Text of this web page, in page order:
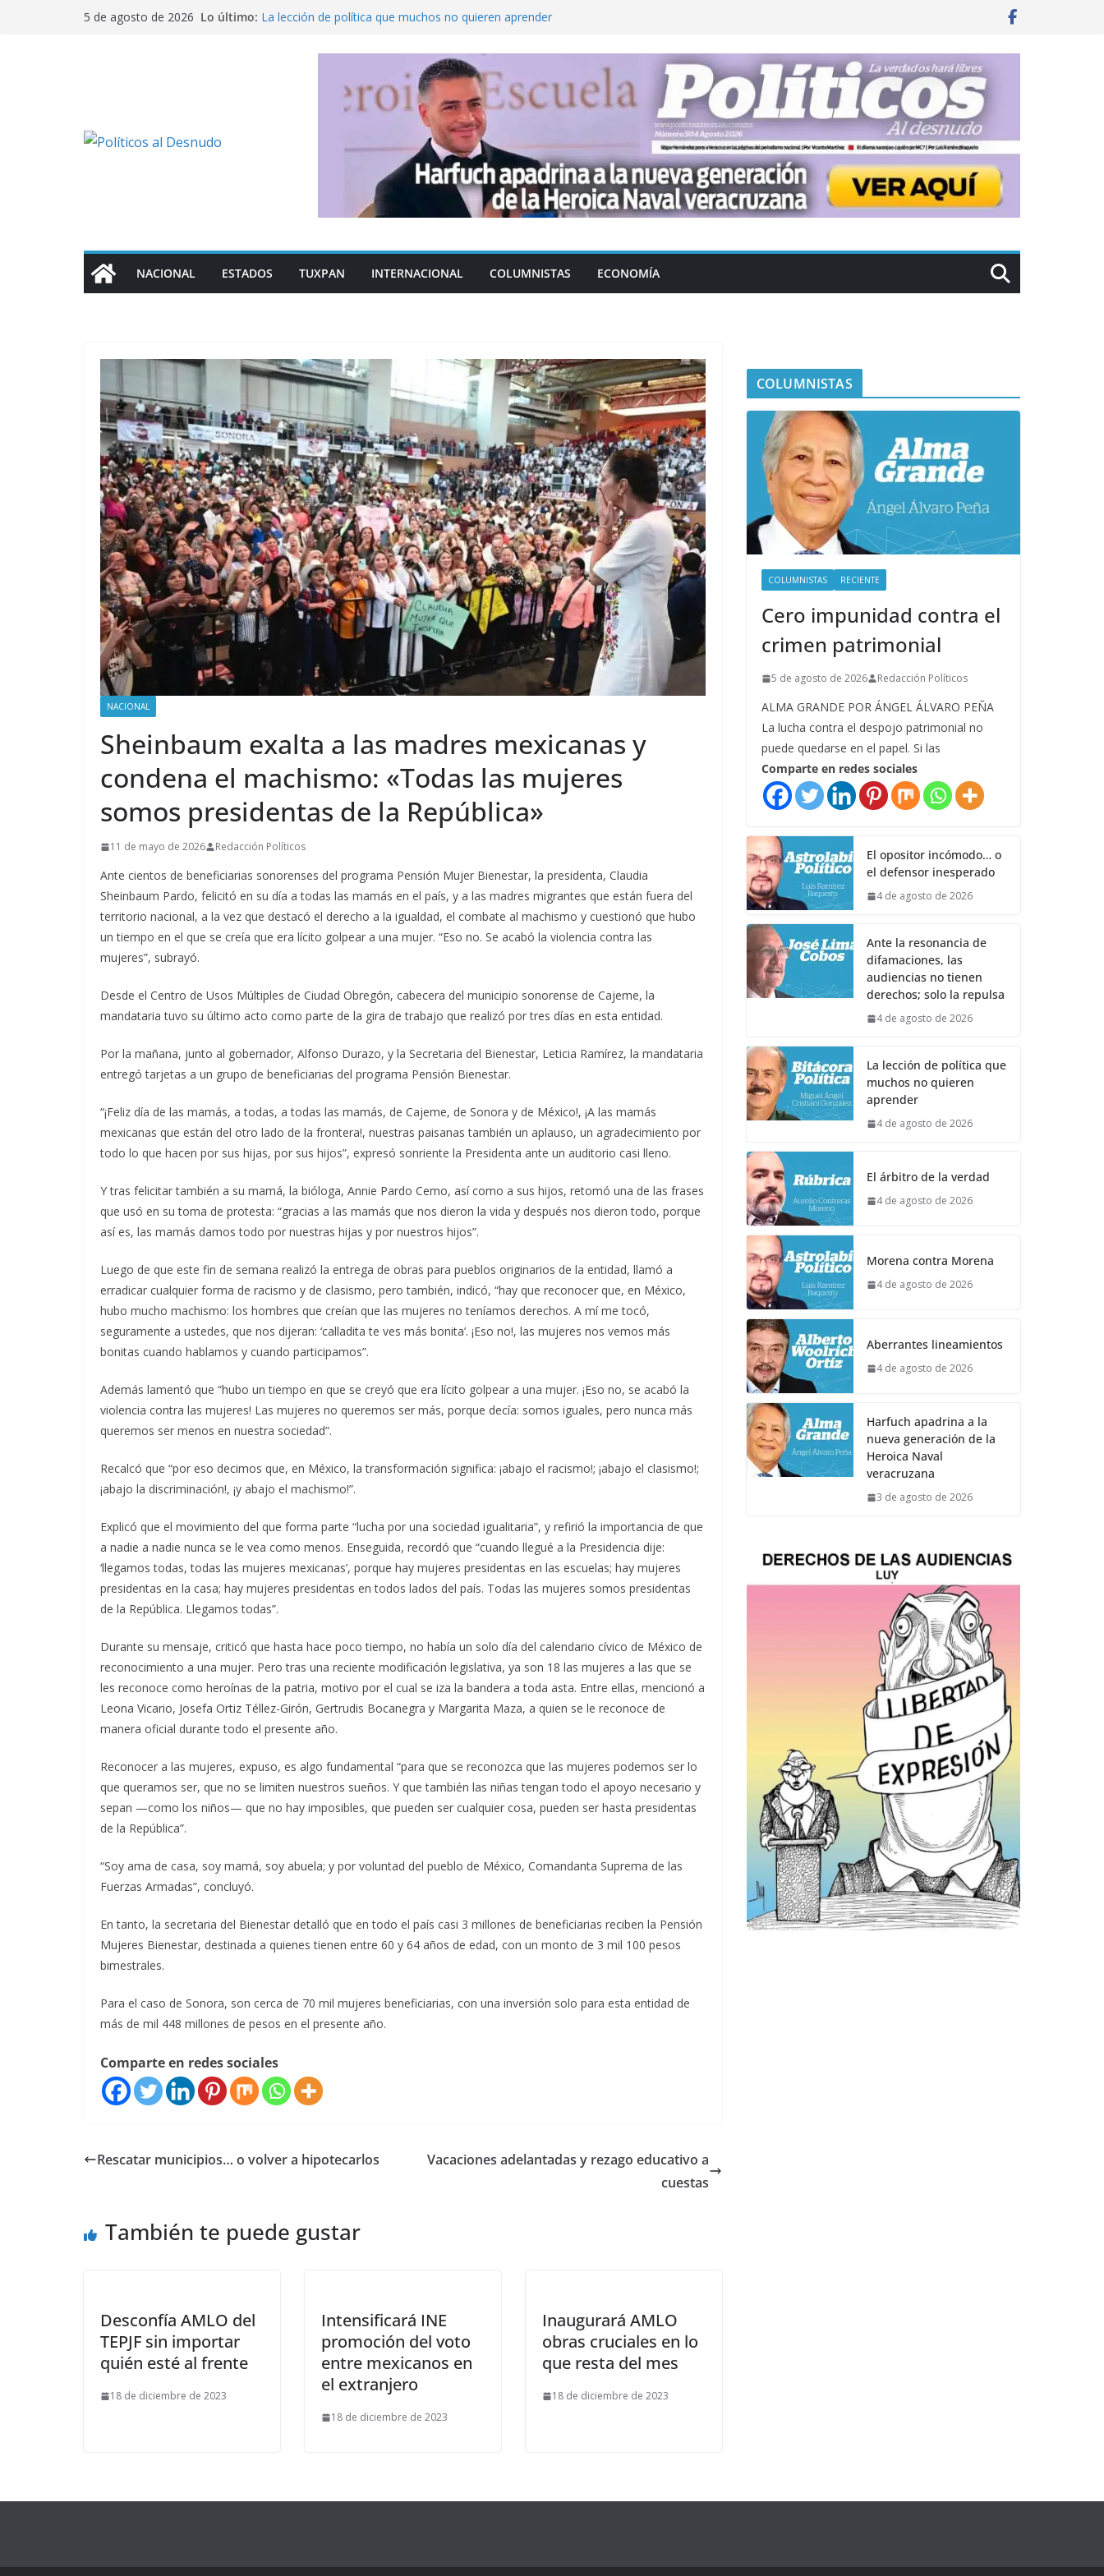
5 de agosto de 2026 Lo último: La lección de política que muchos no quieren aprender
Cero impunidad contra el crimen patrimonial
El opositor incómodo… o el defensor inesperado
Ante la resonancia de difamaciones, las audiencias no tienen
derechos; solo la repulsa
NACIONAL ESTADOS TUXPAN INTERNACIONAL COLUMNISTAS ECONOMÍA
NACIONAL
Sheinbaum exalta a las madres mexicanas y
condena el machismo: «Todas las mujeres
somos presidentas de la República»
11 de mayo de 2026 Redacción Políticos
Ante cientos de beneficiarias sonorenses del programa Pensión Mujer Bienestar, la presidenta, Claudia
Sheinbaum Pardo, felicitó en su día a todas las mamás en el país, y a las madres migrantes que están fuera del
territorio nacional, a la vez que destacó el derecho a la igualdad, el combate al machismo y cuestionó que hubo
un tiempo en el que se creía que era lícito golpear a una mujer. “Eso no. Se acabó la violencia contra las
mujeres”, subrayó.
Desde el Centro de Usos Múltiples de Ciudad Obregón, cabecera del municipio sonorense de Cajeme, la
mandataria tuvo su último acto como parte de la gira de trabajo que realizó por tres días en esta entidad.
Por la mañana, junto al gobernador, Alfonso Durazo, y la Secretaria del Bienestar, Leticia Ramírez, la mandataria
entregó tarjetas a un grupo de beneficiarias del programa Pensión Bienestar.
“¡Feliz día de las mamás, a todas, a todas las mamás, de Cajeme, de Sonora y de México!, ¡A las mamás
mexicanas que están del otro lado de la frontera!, nuestras paisanas también un aplauso, un agradecimiento por
todo lo que hacen por sus hijas, por sus hijos”, expresó sonriente la Presidenta ante un auditorio casi lleno.
Y tras felicitar también a su mamá, la bióloga, Annie Pardo Cemo, así como a sus hijos, retomó una de las frases
que usó en su toma de protesta: “gracias a las mamás que nos dieron la vida y después nos dieron todo, porque
así es, las mamás damos todo por nuestras hijas y por nuestros hijos”.
Luego de que este fin de semana realizó la entrega de obras para pueblos originarios de la entidad, llamó a
erradicar cualquier forma de racismo y de clasismo, pero también, indicó, “hay que reconocer que, en México,
hubo mucho machismo: los hombres que creían que las mujeres no teníamos derechos. A mí me tocó,
seguramente a ustedes, que nos dijeran: ‘calladita te ves más bonita’. ¡Eso no!, las mujeres nos vemos más
bonitas cuando hablamos y cuando participamos”.
Además lamentó que “hubo un tiempo en que se creyó que era lícito golpear a una mujer. ¡Eso no, se acabó la
violencia contra las mujeres! Las mujeres no queremos ser más, porque decía: somos iguales, pero nunca más
queremos ser menos en nuestra sociedad”.
Recalcó que “por eso decimos que, en México, la transformación significa: ¡abajo el racismo!; ¡abajo el clasismo!;
¡abajo la discriminación!, ¡y abajo el machismo!”.
Explicó que el movimiento del que forma parte “lucha por una sociedad igualitaria”, y refirió la importancia de que
a nadie a nadie nunca se le vea como menos. Enseguida, recordó que “cuando llegué a la Presidencia dije:
‘llegamos todas, todas las mujeres mexicanas’, porque hay mujeres presidentas en las escuelas; hay mujeres
presidentas en la casa; hay mujeres presidentas en todos lados del país. Todas las mujeres somos presidentas
de la República. Llegamos todas”.
Durante su mensaje, criticó que hasta hace poco tiempo, no había un solo día del calendario cívico de México de
reconocimiento a una mujer. Pero tras una reciente modificación legislativa, ya son 18 las mujeres a las que se
les reconoce como heroínas de la patria, motivo por el cual se iza la bandera a toda asta. Entre ellas, mencionó a
Leona Vicario, Josefa Ortiz Téllez-Girón, Gertrudis Bocanegra y Margarita Maza, a quien se le reconoce de
manera oficial durante todo el presente año.
Reconocer a las mujeres, expuso, es algo fundamental “para que se reconozca que las mujeres podemos ser lo
que queramos ser, que no se limiten nuestros sueños. Y que también las niñas tengan todo el apoyo necesario y
sepan —como los niños— que no hay imposibles, que pueden ser cualquier cosa, pueden ser hasta presidentas
de la República”.
“Soy ama de casa, soy mamá, soy abuela; y por voluntad del pueblo de México, Comandanta Suprema de las
Fuerzas Armadas”, concluyó.
En tanto, la secretaria del Bienestar detalló que en todo el país casi 3 millones de beneficiarias reciben la Pensión
Mujeres Bienestar, destinada a quienes tienen entre 60 y 64 años de edad, con un monto de 3 mil 100 pesos
bimestrales.
Para el caso de Sonora, son cerca de 70 mil mujeres beneficiarias, con una inversión solo para esta entidad de
más de mil 448 millones de pesos en el presente año.
Comparte en redes sociales
Rescatar municipios… o volver a hipotecarlos
Vacaciones adelantadas y rezago educativo a
cuestas
También te puede gustar
Desconfía AMLO del
TEPJF sin importar
quién esté al frente
18 de diciembre de 2023
Intensificará INE
promoción del voto
entre mexicanos en
el extranjero
18 de diciembre de 2023
Inaugurará AMLO
obras cruciales en lo
que resta del mes
18 de diciembre de 2023
COLUMNISTAS
COLUMNISTAS RECIENTE
Cero impunidad contra el
crimen patrimonial
5 de agosto de 2026 Redacción Políticos
ALMA GRANDE POR ÁNGEL ÁLVARO PEÑA
La lucha contra el despojo patrimonial no
puede quedarse en el papel. Si las
Comparte en redes sociales
El opositor incómodo… o
el defensor inesperado
4 de agosto de 2026
Ante la resonancia de
difamaciones, las
audiencias no tienen
derechos; solo la repulsa
4 de agosto de 2026
La lección de política que
muchos no quieren
aprender
4 de agosto de 2026
El árbitro de la verdad
4 de agosto de 2026
Morena contra Morena
4 de agosto de 2026
Aberrantes lineamientos
4 de agosto de 2026
Harfuch apadrina a la
nueva generación de la
Heroica Naval
veracruzana
3 de agosto de 2026